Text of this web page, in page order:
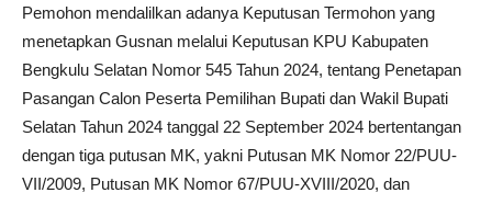
Pemohon mendalilkan adanya Keputusan Termohon yang
menetapkan Gusnan melalui Keputusan KPU Kabupaten
Bengkulu Selatan Nomor 545 Tahun 2024, tentang Penetapan
Pasangan Calon Peserta Pemilihan Bupati dan Wakil Bupati
Selatan Tahun 2024 tanggal 22 September 2024 bertentangan
dengan tiga putusan MK, yakni Putusan MK Nomor 22/PUU-
VII/2009, Putusan MK Nomor 67/PUU-XVIII/2020, dan